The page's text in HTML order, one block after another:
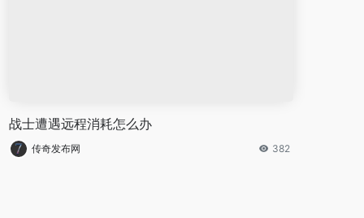
战士遭遇远程消耗怎么办
传奇发布网 382